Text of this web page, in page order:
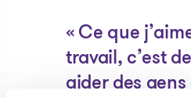
« Ce que
travail, c’est
aider des